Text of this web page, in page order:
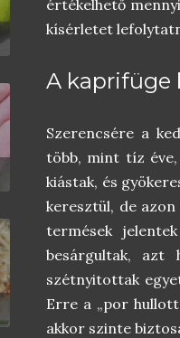
értékelhető
kísérletet
A kaprifüge
Szerencsére a
több, mint tíz
kiástak, és
keresztül, de
termések
besárgultak, azt
szétnyitottak
Erre a „por
akkor szinte